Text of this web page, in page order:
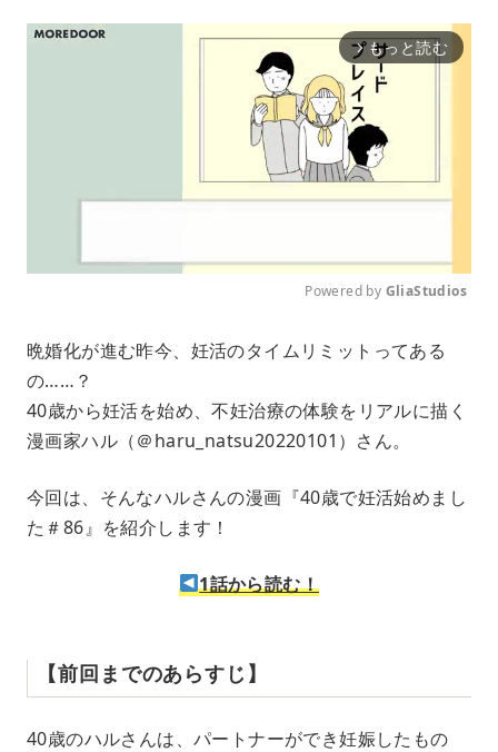
arrow_forward_ios もっと読む
u
e
Powered by GliaStudios
晩婚化が進む昨今、妊活のタイムリミットってある
の……？
40歳から妊活を始め、不妊治療の体験をリアルに描く
漫画家ハル（＠haru_natsu20220101）さん。
今回は、そんなハルさんの漫画『40歳で妊活始めまし
た＃86』を紹介します！
1話から読む！
【前回までのあらすじ】
40歳のハルさんは、パートナーができ妊娠したもの